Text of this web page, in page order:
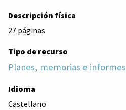
Descripción física
27 páginas
Tipo de recurso
Planes, memorias e informes
Idioma
Castellano